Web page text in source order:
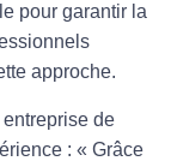
pour garantir la
approche.
de
: « Grâce